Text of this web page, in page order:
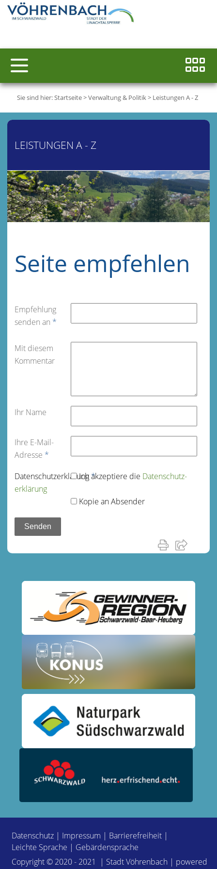
Sie sind hier:Startseite>Verwaltung & Politik> Leistungen A - Z
LEISTUNGEN A - Z
Seite empfehlen
Empfehlung
senden an *
Mit diesem
Kommentar
Ihr Name
Ihre E-Mail-
Adresse *
Datenschutz­erklärung*
Ich akzeptiere die Datenschutz­
erklärung
Kopie an Absender
Datenschutz | Impressum | Barrierefreiheit |
Leichte Sprache | Gebärdensprache
Copyright © 2020 - 2021 | Stadt Vöhrenbach | powered